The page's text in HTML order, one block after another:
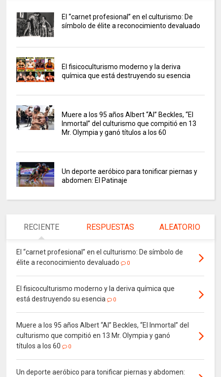
El “carnet profesional” en el culturismo: De
símbolo de élite a reconocimiento devaluado
El fisicoculturismo moderno y la deriva
química que está destruyendo su esencia
Muere a los 95 años Albert “Al” Beckles, “El
Inmortal” del culturismo que compitió en 13
Mr. Olympia y ganó títulos a los 60
Un deporte aeróbico para tonificar piernas y
abdomen: El Patinaje
RECIENTE RESPUESTAS ALEATORIO
El “carnet profesional” en el culturismo: De símbolo de
élite a reconocimiento devaluado
0
El fisicoculturismo moderno y la deriva química que
está destruyendo su esencia
0
Muere a los 95 años Albert “Al” Beckles, “El Inmortal” del
culturismo que compitió en 13 Mr. Olympia y ganó
títulos a los 60
0
Un deporte aeróbico para tonificar piernas y abdomen: